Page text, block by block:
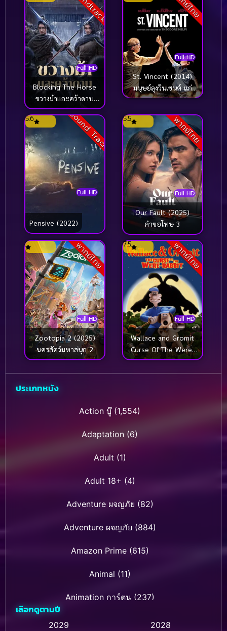
Full HD
Blocking The Horse
ขวางม้าและคว้าดาบ
(2024)
Full HD
St. Vincent (2014)
มนุษย์ลุงวินเซนต์ แก่
กาย..แต่ใจเฟี้ยว
Sound Track
Full HD
5.6
Pensive (2022)
พากย์ไทย
Full HD
5.5
Our Fault (2025)
คำขอโทษ 3
พากย์ไทย
Full HD
Zootopia 2 (2025)
นครสัตว์มหาสนุก 2
พากย์ไทย
Full HD
7.5
Wallace and Gromit
Curse Of The Were-
Rabbit (2005) วอลเลซ
แอนด์กรอมมิท กู้วิกฤต
ประเภทหนัง
Action บู๊(1,554)
Adaptation (6)
Adult (1)
Adult 18+ (4)
Adventure ผจญภัย (82)
Adventure ผจญภัย (884)
Amazon Prime(615)
Animal (11)
Animation การ์ตูน(237)
Animation การ์ตูน (32)
เลือกดูตามปี
2029
2028